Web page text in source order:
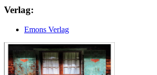
Verlag:
Emons Verlag